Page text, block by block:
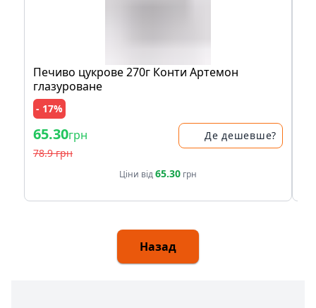
Печиво цукрове 270г Конти Артемон
глазуроване
- 17%
65.30грн
78.9 грн
Де дешевше?
Ціни від65.30 грн
Назад